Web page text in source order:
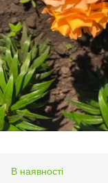
В наявності